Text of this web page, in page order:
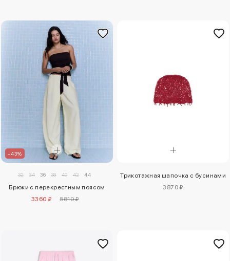
–43%
32 34 36 38 40 42 44
Брюки с перекрестным поясом
3360 ₽
5810 ₽
Трикотажная шапочка с бусинами
3870 ₽